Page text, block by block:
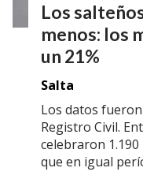
Los
menos: los
un 21%
Salta
Los datos
Registro Civil.
celebraron
que en igual